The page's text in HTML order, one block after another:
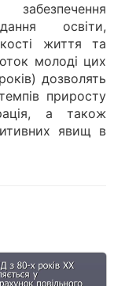
освіти,
життя та
молоді цих
дозволять
приросту
а також
явищ в